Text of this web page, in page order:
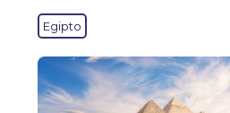
Egipto